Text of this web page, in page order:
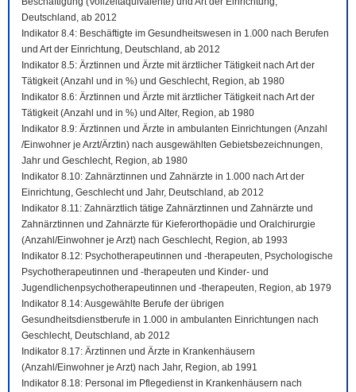
Deutschland, ab 2012
Indikator 8.4: Beschäftigte im Gesundheitswesen in 1.000 nach Berufen
und Art der Einrichtung, Deutschland, ab 2012
Indikator 8.5: Ärztinnen und Ärzte mit ärztlicher Tätigkeit nach Art der
Tätigkeit (Anzahl und in %) und Geschlecht, Region, ab 1980
Indikator 8.6: Ärztinnen und Ärzte mit ärztlicher Tätigkeit nach Art der
Tätigkeit (Anzahl und in %) und Alter, Region, ab 1980
Indikator 8.9: Ärztinnen und Ärzte in ambulanten Einrichtungen (Anzahl
/Einwohner je Arzt/Ärztin) nach ausgewählten Gebietsbezeichnungen,
Jahr und Geschlecht, Region, ab 1980
Indikator 8.10: Zahnärztinnen und Zahnärzte in 1.000 nach Art der
Einrichtung, Geschlecht und Jahr, Deutschland, ab 2012
Indikator 8.11: Zahnärztlich tätige Zahnärztinnen und Zahnärzte und
Zahnärztinnen und Zahnärzte für Kieferorthopädie und Oralchirurgie
(Anzahl/Einwohner je Arzt) nach Geschlecht, Region, ab 1993
Indikator 8.12: Psychotherapeutinnen und -therapeuten, Psychologische
Psychotherapeutinnen und -therapeuten und Kinder- und
Jugendlichenpsychotherapeutinnen und -therapeuten, Region, ab 1979
Indikator 8.14: Ausgewählte Berufe der übrigen
Gesundheitsdienstberufe in 1.000 in ambulanten Einrichtungen nach
Geschlecht, Deutschland, ab 2012
Indikator 8.17: Ärztinnen und Ärzte in Krankenhäusern
(Anzahl/Einwohner je Arzt) nach Jahr, Region, ab 1991
Indikator 8.18: Personal im Pflegedienst in Krankenhäusern nach